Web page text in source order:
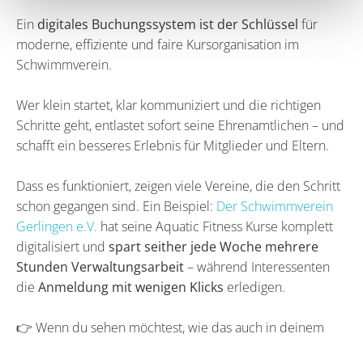
Ein digitales Buchungssystem ist der Schlüssel für
moderne, effiziente und faire Kursorganisation im
Schwimmverein.
Wer klein startet, klar kommuniziert und die richtigen
Schritte geht, entlastet sofort seine Ehrenamtlichen – und
schafft ein besseres Erlebnis für Mitglieder und Eltern.
Dass es funktioniert, zeigen viele Vereine, die den Schritt
schon gegangen sind. Ein Beispiel: Der Schwimmverein
Gerlingen e.V. hat seine Aquatic Fitness Kurse komplett
digitalisiert und spart seither jede Woche mehrere
Stunden Verwaltungsarbeit– während Interessenten
die Anmeldung mit wenigen Klicks erledigen.
👉 Wenn du sehen möchtest, wie das auch in deinem